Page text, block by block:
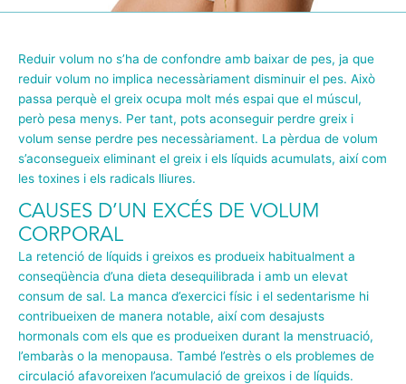
Reduir volum no s’ha de confondre amb baixar de pes, ja que
reduir volum no implica necessàriament disminuir el pes. Això
passa perquè el greix ocupa molt més espai que el múscul,
però pesa menys. Per tant, pots aconseguir perdre greix i
volum sense perdre pes necessàriament. La pèrdua de volum
s’aconsegueix eliminant el greix i els líquids acumulats, així com
les toxines i els radicals lliures.
CAUSES D’UN EXCÉS DE VOLUM
CORPORAL
La retenció de líquids i greixos es produeix habitualment a
conseqüència d’una dieta desequilibrada i amb un elevat
consum de sal. La manca d’exercici físic i el sedentarisme hi
contribueixen de manera notable, així com desajusts
hormonals com els que es produeixen durant la menstruació,
l’embaràs o la menopausa. També l’estrès o els problemes de
circulació afavoreixen l’acumulació de greixos i de líquids.